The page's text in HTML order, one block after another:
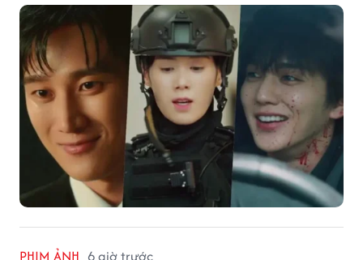
PHIM ẢNH 6 giờ trước